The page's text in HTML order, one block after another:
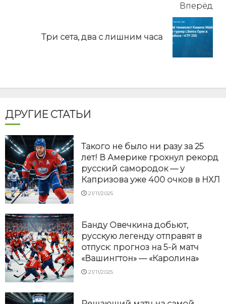
Вперёд
Три сета, два с лишним часа
ДРУГИЕ СТАТЬИ
Такого не было ни разу за 25
лет! В Америке грохнул рекорд
русский самородок — у
Капризова уже 400 очков в НХЛ
21/11/2025
Банду Овечкина добьют,
русскую легенду отправят в
отпуск: прогноз на 5-й матч
«Вашингтон» — «Каролина»
21/11/2025